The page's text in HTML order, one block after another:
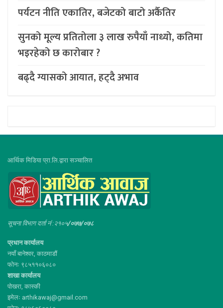
पर्यटन नीति एकातिर, बजेटको बाटो अर्कैतिर
सुनको मूल्य प्रतितोला ३ लाख रुपैयाँ नाध्यो, कतिमा
भइरहेको छ कारोबार ?
बढ्दै ग्यासको आयात, हट्दै अभाव
आर्थिक मिडिया प्रा.लि.द्वारा सञ्चालित
सूचना विभाग दर्ता नं :२१०५/०७७/०७८
प्रधान कार्यालय
नयाँ बानेश्वर, काठमाडौं
फोनः ९८५११०६०८०
शाखा कार्यालय
पोखरा, कास्की
इमेलः arthikawaj@gmail.com